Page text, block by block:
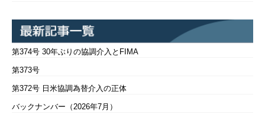
第374号 30年ぶりの協調介入とFIMA
第373号
第372号 日米協調為替介入の正体
バックナンバー（2026年7月）